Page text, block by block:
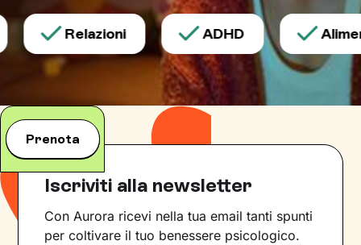
Relazioni ADHD
Prenota
Iscriviti alla newsletter
Con Aurora ricevi nella tua email tanti spunti
per coltivare il tuo benessere psicologico.